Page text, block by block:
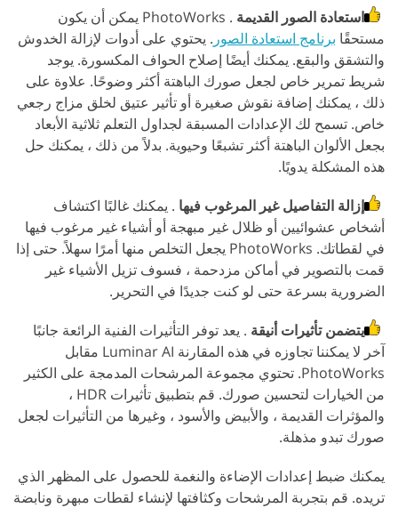
استعادة الصور القديمة
. PhotoWorks يمكن أن يكون
مستحقًا برنامج استعادة الصور . يحتوي على أدوات لإزالة الخدوش
والتشقق والبقع. يمكنك أيضًا إصلاح الحواف المكسورة. يوجد
شريط تمرير خاص لجعل صورك الباهتة أكثر وضوحًا. علاوة على
ذلك ، يمكنك إضافة نقوش صغيرة أو تأثير عتيق لخلق مزاج رجعي
خاص. تسمح لك الإعدادات المسبقة لجداول التعلم ثلاثية الأبعاد
بجعل الألوان الباهتة أكثر تشبعًا وحيوية. بدلاً من ذلك ، يمكنك حل
هذه المشكلة يدويًا.
إزالة التفاصيل غير المرغوب فيها . يمكنك غالبًا اكتشاف
أشخاص عشوائيين أو ظلال غير مبهجة أو أشياء غير مرغوب فيها
في لقطاتك. PhotoWorks يجعل التخلص منها أمرًا سهلاً. حتى إذا
قمت بالتصوير في أماكن مزدحمة ، فسوف تزيل الأشياء غير
الضرورية بسرعة حتى لو كنت جديدًا في التحرير.
يتضمن تأثيرات أنيقة . يعد توفر التأثيرات الفنية الرائعة جانبًا
آخر لا يمكننا تجاوزه في هذه المقارنة Luminar AI مقابل
PhotoWorks. تحتوي مجموعة المرشحات المدمجة على الكثير
من الخيارات لتحسين صورك. قم بتطبيق تأثيرات HDR ،
والمؤثرات القديمة ، والأبيض والأسود ، وغيرها من التأثيرات لجعل
صورك تبدو مذهلة.
يمكنك ضبط إعدادات الإضاءة والنغمة للحصول على المظهر الذي
تريده. قم بتجربة المرشحات وكثافتها لإنشاء لقطات مبهرة ونابضة